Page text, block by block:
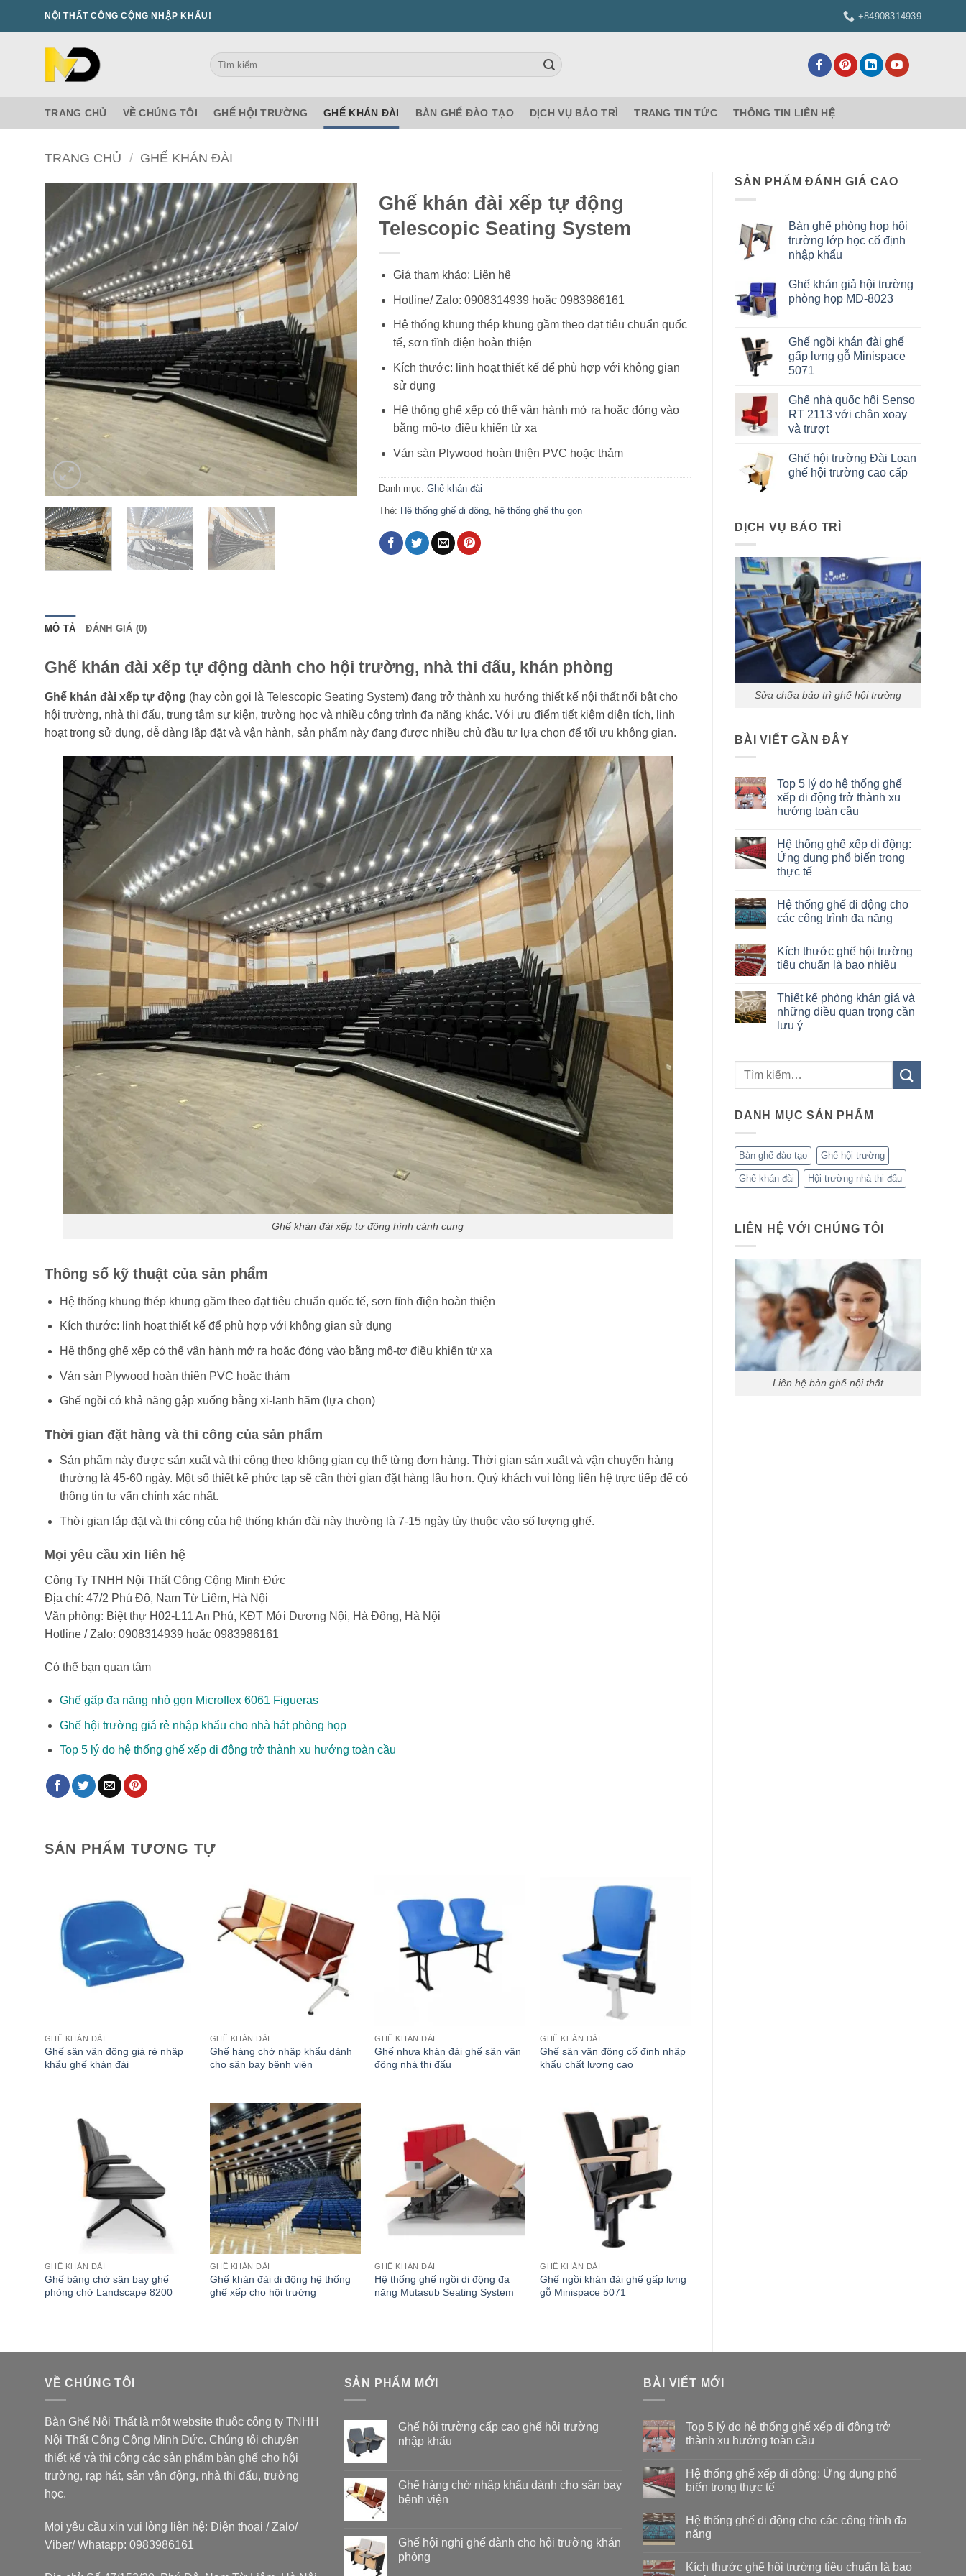
NỘI THẤT CÔNG CỘNG NHẬP KHẨU! +84908314939
Tìm
kiếm:
TRANG CHỦ VỀ CHÚNG TÔI GHẾ HỘI TRƯỜNG GHẾ KHÁN ĐÀI BÀN GHẾ ĐÀO TẠO DỊCH VỤ BẢO TRÌ TRANG TIN TỨC THÔNG TIN LIÊN HỆ
TRANG CHỦ / GHẾ KHÁN ĐÀI
SẢN PHẨM ĐÁNH GIÁ CAO
Bàn ghế phòng họp hội
trường lớp học cố định
nhập khẩu
Ghế khán giả hội trường
phòng họp MD-8023
Ghế ngồi khán đài ghế
gấp lưng gỗ Minispace
5071
Ghế nhà quốc hội Senso
RT 2113 với chân xoay
và trượt
Ghế hội trường Đài Loan
ghế hội trường cao cấp
DỊCH VỤ BẢO TRÌ
Sửa chữa bảo trì ghế hội trường
BÀI VIẾT GẦN ĐÂY
Top 5 lý do hệ thống ghế
xếp di động trở thành xu
hướng toàn cầu
bình
luận
ở
Top
do
hệ
thống
di
động
trở
hướng
toàn
cầu
Hệ thống ghế xếp di động:
Ứng dụng phổ biến trong
thực tế
bình
luận
ở
ghế
xếp
di
dụng
phổ
biến
trong
Hệ thống ghế di động cho
các công trình đa năng
bình
luận
ở
ghế
động
cho
đa
năng
Kích thước ghế hội trường
tiêu chuẩn là bao nhiêu
bình
luận
ở
Kích
trường
tiêu
là
nhiêu
Thiết kế phòng khán giả và
những điều quan trọng cần
lưu ý
luận
ở
khán
điều
quan
trọng
cần
lưu
DANH MỤC SẢN PHẨM
Bàn ghế đào tạo Ghế hội trường
Ghế khán đài Hội trường nhà thi đấu
LIÊN HỆ VỚI CHÚNG TÔI
Liên hệ bàn ghế nội thất
Ghế khán đài xếp tự động
Telescopic Seating System
Giá tham khảo: Liên hệ
Hotline/ Zalo: 0908314939 hoặc 0983986161
Hệ thống khung thép khung gầm theo đạt tiêu chuẩn quốc
tế, sơn tĩnh điện hoàn thiện
Kích thước: linh hoạt thiết kế để phù hợp với không gian
sử dụng
Hệ thống ghế xếp có thể vận hành mở ra hoặc đóng vào
bằng mô-tơ điều khiển từ xa
Ván sàn Plywood hoàn thiện PVC hoặc thảm
Danh mục: Ghế khán đài
Thẻ: Hệ thống ghế di dộng, hệ thống ghế thu gọn
MÔ TẢ ĐÁNH GIÁ (0)
Ghế khán đài xếp tự động dành cho hội trường, nhà thi đấu, khán phòng
Ghế khán đài xếp tự động (hay còn gọi là Telescopic Seating System) đang trở thành xu hướng thiết kế nội thất nổi bật cho
hội trường, nhà thi đấu, trung tâm sự kiện, trường học và nhiều công trình đa năng khác. Với ưu điểm tiết kiệm diện tích, linh
hoạt trong sử dụng, dễ dàng lắp đặt và vận hành, sản phẩm này đang được nhiều chủ đầu tư lựa chọn để tối ưu không gian.
Ghế khán đài xếp tự động hình cánh cung
Thông số kỹ thuật của sản phẩm
Hệ thống khung thép khung gầm theo đạt tiêu chuẩn quốc tế, sơn tĩnh điện hoàn thiện
Kích thước: linh hoạt thiết kế để phù hợp với không gian sử dụng
Hệ thống ghế xếp có thể vận hành mở ra hoặc đóng vào bằng mô-tơ điều khiển từ xa
Ván sàn Plywood hoàn thiện PVC hoặc thảm
Ghế ngồi có khả năng gập xuống bằng xi-lanh hãm (lựa chọn)
Thời gian đặt hàng và thi công của sản phẩm
Sản phẩm này được sản xuất và thi công theo không gian cụ thể từng đơn hàng. Thời gian sản xuất và vận chuyển hàng
thường là 45-60 ngày. Một số thiết kế phức tạp sẽ cần thời gian đặt hàng lâu hơn. Quý khách vui lòng liên hệ trực tiếp để có
thông tin tư vấn chính xác nhất.
Thời gian lắp đặt và thi công của hệ thống khán đài này thường là 7-15 ngày tùy thuộc vào số lượng ghế.
Mọi yêu cầu xin liên hệ
Công Ty TNHH Nội Thất Công Cộng Minh Đức
Địa chỉ: 47/2 Phú Đô, Nam Từ Liêm, Hà Nội
Văn phòng: Biệt thự H02-L11 An Phú, KĐT Mới Dương Nội, Hà Đông, Hà Nội
Hotline / Zalo: 0908314939 hoặc 0983986161
Có thể bạn quan tâm
Ghế gấp đa năng nhỏ gọn Microflex 6061 Figueras
Ghế hội trường giá rẻ nhập khẩu cho nhà hát phòng họp
Top 5 lý do hệ thống ghế xếp di động trở thành xu hướng toàn cầu
SẢN PHẨM TƯƠNG TỰ
GHẾ KHÁN ĐÀI
Ghế sân vận động giá rẻ nhập
khẩu ghế khán đài
GHẾ KHÁN ĐÀI
Ghế hàng chờ nhập khẩu dành
cho sân bay bệnh viện
GHẾ KHÁN ĐÀI
Ghế nhựa khán đài ghế sân vận
động nhà thi đấu
GHẾ KHÁN ĐÀI
Ghế sân vận động cố định nhập
khẩu chất lượng cao
GHẾ KHÁN ĐÀI
Ghế băng chờ sân bay ghế
phòng chờ Landscape 8200
GHẾ KHÁN ĐÀI
Ghế khán đài di động hệ thống
ghế xếp cho hội trường
GHẾ KHÁN ĐÀI
Hệ thống ghế ngồi di động đa
năng Mutasub Seating System
GHẾ KHÁN ĐÀI
Ghế ngồi khán đài ghế gấp lưng
gỗ Minispace 5071
VỀ CHÚNG TÔI
Bàn Ghế Nội Thất là một website thuộc công ty TNHH
Nội Thất Công Cộng Minh Đức. Chúng tôi chuyên
thiết kế và thi công các sản phẩm bàn ghế cho hội
trường, rạp hát, sân vận động, nhà thi đấu, trường
học.
Mọi yêu cầu xin vui lòng liên hệ: Điện thoại / Zalo/
Viber/ Whatapp: 0983986161
SẢN PHẨM MỚI
Ghế hội trường cấp cao ghế hội trường
nhập khẩu
Ghế hàng chờ nhập khẩu dành cho sân bay
bệnh viện
Ghế hội nghị ghế dành cho hội trường khán
phòng
BÀI VIẾT MỚI
Top 5 lý do hệ thống ghế xếp di động trở
thành xu hướng toàn cầu
bình
luận
ở
lý
do
hệ
xếp
Hệ thống ghế xếp di động: Ứng dụng phổ
biến trong thực tế
bình
luận
ở
ghế
Hệ thống ghế di động cho các công trình đa
năng
bình
Kích thước ghế hội trường tiêu chuẩn là bao